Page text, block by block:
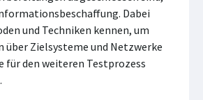
Dabei
und Techniken kennen, um
über Zielsysteme und Netzwerke
für den weiteren Testprozess